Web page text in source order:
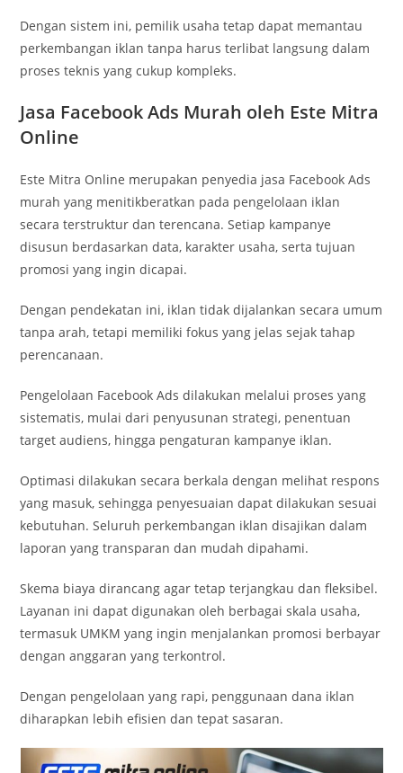
Dengan sistem ini, pemilik usaha tetap dapat memantau
perkembangan iklan tanpa harus terlibat langsung dalam
proses teknis yang cukup kompleks.
Jasa Facebook Ads Murah oleh Este Mitra
Online
Este Mitra Online merupakan penyedia jasa Facebook Ads
murah yang menitikberatkan pada pengelolaan iklan
secara terstruktur dan terencana. Setiap kampanye
disusun berdasarkan data, karakter usaha, serta tujuan
promosi yang ingin dicapai.
Dengan pendekatan ini, iklan tidak dijalankan secara umum
tanpa arah, tetapi memiliki fokus yang jelas sejak tahap
perencanaan.
Pengelolaan Facebook Ads dilakukan melalui proses yang
sistematis, mulai dari penyusunan strategi, penentuan
target audiens, hingga pengaturan kampanye iklan.
Optimasi dilakukan secara berkala dengan melihat respons
yang masuk, sehingga penyesuaian dapat dilakukan sesuai
kebutuhan. Seluruh perkembangan iklan disajikan dalam
laporan yang transparan dan mudah dipahami.
Skema biaya dirancang agar tetap terjangkau dan fleksibel.
Layanan ini dapat digunakan oleh berbagai skala usaha,
termasuk UMKM yang ingin menjalankan promosi berbayar
dengan anggaran yang terkontrol.
Dengan pengelolaan yang rapi, penggunaan dana iklan
diharapkan lebih efisien dan tepat sasaran.